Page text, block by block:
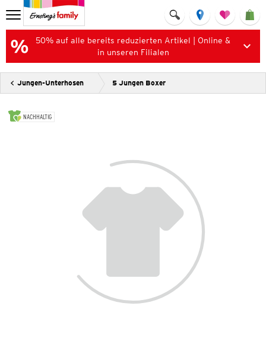
50% auf alle bereits reduzierten Artikel | Online &
in unseren Filialen
Jungen-Unterhosen 5 Jungen Boxer
NACHHALTIG